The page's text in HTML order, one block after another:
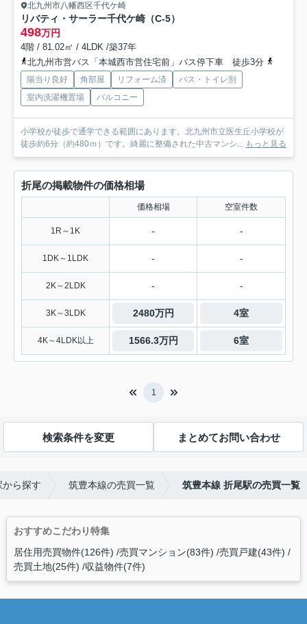
北九州市八幡西区千代ケ崎
リバティ・サーラー千代ケ崎（C-5）
498万円
4階 / 81.02㎡ / 4LDK /築37年
北九州市営バス「本城西市営住宅前」バス停下車 徒歩3分
陽当り良好 角部屋 リフォーム済
バス・トイレ別
室内洗濯機置場
バルコニー
小学校が徒歩で通学できる範囲にあります。北九州市立医生丘小学校が
徒歩約6分（約480ｍ）です。綺麗に整備された中古マンシ... もっと見る
折尾の掲載物件の価格相場
価格相場 空室件数
1R～1K - -
1DK～1LDK - -
2K～2LDK - -
3K～3LDK 2480万円 4室
4K～4LDK以上 1566.3万円 6室
1
検索条件を変更 まとめてお問い合わせ
ら探す 筑豊本線の売買一覧 筑豊本線 折尾駅の売買一覧
おすすめこだわり特集
居住用売買物件(126件) 売買マンション(83件) 売買戸建(43件)
売買土地(25件) 収益物件(7件)